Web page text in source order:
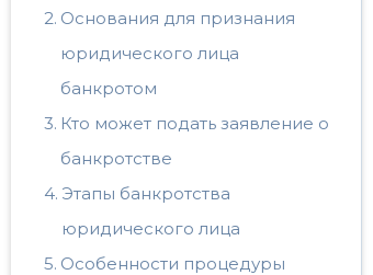
Основания для признания
юридического лица
банкротом
Кто может подать заявление о
банкротстве
Этапы банкротства
юридического лица
Особенности процедуры